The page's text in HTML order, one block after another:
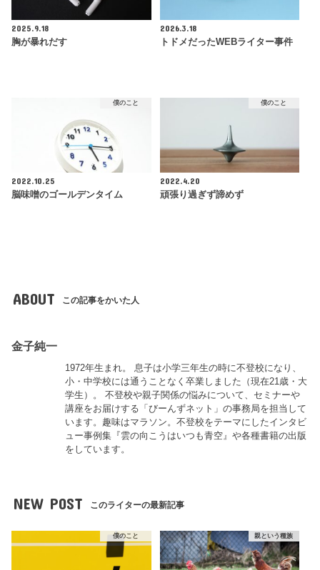
2025.9.18
胸が暴れだす
2026.3.18
トドメだったWEBライター事件
僕のこと
2022.10.25
脳味噌のゴールデンタイム
僕のこと
2022.4.20
頑張り過ぎず諦めず
ABOUT この記事をかいた人
金子純一
1972年生まれ。 息子は小学三年生の時に不登校になり、
小・中学校には通うことなく卒業しました（現在21歳・大
学生）。 不登校や親子関係の悩みについて、セミナーや
講座をお届けする「びーんずネット」の事務局を担当して
います。趣味はマラソン。不登校をテーマにしたインタビ
ュー事例集『雲の向こうはいつも青空』や各種書籍の出版
をしています。
NEW POST このライターの最新記事
僕のこと 親という種族